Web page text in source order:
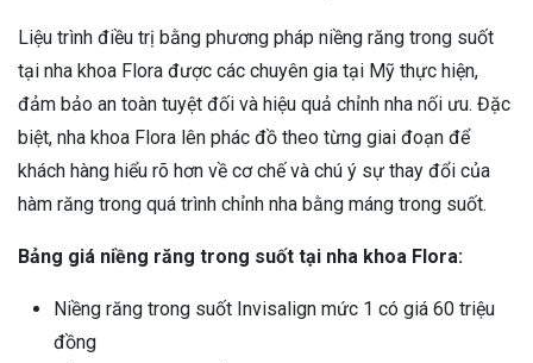
Liệu trình điều trị bằng phương pháp niềng răng trong suốt
tại nha khoa Flora được các chuyên gia tại Mỹ thực hiện,
đảm bảo an toàn tuyệt đối và hiệu quả chỉnh nha nối ưu. Đặc
biệt, nha khoa Flora lên phác đồ theo từng giai đoạn để
khách hàng hiểu rõ hơn về cơ chế và chú ý sự thay đổi của
hàm răng trong quá trình chỉnh nha bằng máng trong suốt.
Bảng giá niềng răng trong suốt tại nha khoa Flora:
Niềng răng trong suốt Invisalign mức 1 có giá 60 triệu
đồng